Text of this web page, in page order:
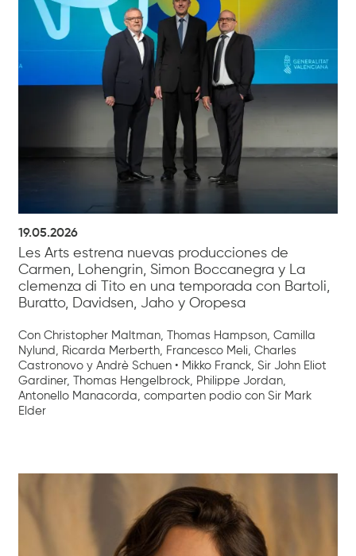
19.05.2026
Les Arts estrena nuevas producciones de
Carmen, Lohengrin, Simon Boccanegra y La
clemenza di Tito en una temporada con Bartoli,
Buratto, Davidsen, Jaho y Oropesa
Con Christopher Maltman, Thomas Hampson, Camilla
Nylund, Ricarda Merberth, Francesco Meli, Charles
Castronovo y Andrè Schuen • Mikko Franck, Sir John Eliot
Gardiner, Thomas Hengelbrock, Philippe Jordan,
Antonello Manacorda, comparten podio con Sir Mark
Elder